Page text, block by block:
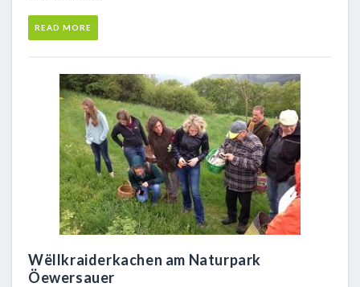
READ MORE
Wëllkraiderkachen am Naturpark
Öewersauer